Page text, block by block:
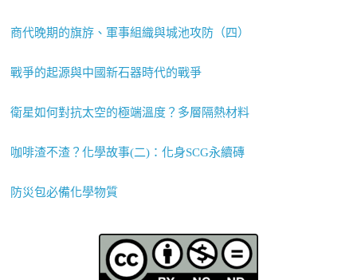
商代晚期的旗斿、軍事組織與城池攻防（四）
戰爭的起源與中國新石器時代的戰爭
衛星如何對抗太空的極端溫度？多層隔熱材料
咖啡渣不渣？化學故事(二)：化身SCG永續磚
防災包必備化學物質